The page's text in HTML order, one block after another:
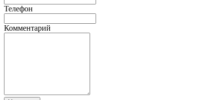
Телефон
Комментарий